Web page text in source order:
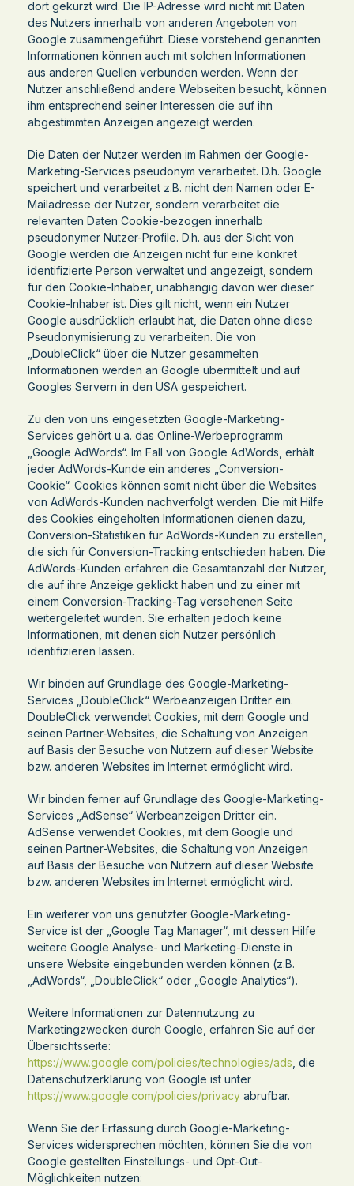
dort gekürzt wird. Die IP-Adresse wird nicht mit Daten
des Nutzers innerhalb von anderen Angeboten von
Google zusammengeführt. Diese vorstehend genannten
Informationen können auch mit solchen Informationen
aus anderen Quellen verbunden werden. Wenn der
Nutzer anschließend andere Webseiten besucht, können
ihm entsprechend seiner Interessen die auf ihn
abgestimmten Anzeigen angezeigt werden.
Die Daten der Nutzer werden im Rahmen der Google-
Marketing-Services pseudonym verarbeitet. D.h. Google
speichert und verarbeitet z.B. nicht den Namen oder E-
Mailadresse der Nutzer, sondern verarbeitet die
relevanten Daten Cookie-bezogen innerhalb
pseudonymer Nutzer-Profile. D.h. aus der Sicht von
Google werden die Anzeigen nicht für eine konkret
identifizierte Person verwaltet und angezeigt, sondern
für den Cookie-Inhaber, unabhängig davon wer dieser
Cookie-Inhaber ist. Dies gilt nicht, wenn ein Nutzer
Google ausdrücklich erlaubt hat, die Daten ohne diese
Pseudonymisierung zu verarbeiten. Die von
„DoubleClick“ über die Nutzer gesammelten
Informationen werden an Google übermittelt und auf
Googles Servern in den USA gespeichert.
Zu den von uns eingesetzten Google-Marketing-
Services gehört u.a. das Online-Werbeprogramm
„Google AdWords“. Im Fall von Google AdWords, erhält
jeder AdWords-Kunde ein anderes „Conversion-
Cookie“. Cookies können somit nicht über die Websites
von AdWords-Kunden nachverfolgt werden. Die mit Hilfe
des Cookies eingeholten Informationen dienen dazu,
Conversion-Statistiken für AdWords-Kunden zu erstellen,
die sich für Conversion-Tracking entschieden haben. Die
AdWords-Kunden erfahren die Gesamtanzahl der Nutzer,
die auf ihre Anzeige geklickt haben und zu einer mit
einem Conversion-Tracking-Tag versehenen Seite
weitergeleitet wurden. Sie erhalten jedoch keine
Informationen, mit denen sich Nutzer persönlich
identifizieren lassen.
Wir binden auf Grundlage des Google-Marketing-
Services „DoubleClick“ Werbeanzeigen Dritter ein.
DoubleClick verwendet Cookies, mit dem Google und
seinen Partner-Websites, die Schaltung von Anzeigen
auf Basis der Besuche von Nutzern auf dieser Website
bzw. anderen Websites im Internet ermöglicht wird.
Wir binden ferner auf Grundlage des Google-Marketing-
Services „AdSense“ Werbeanzeigen Dritter ein.
AdSense verwendet Cookies, mit dem Google und
seinen Partner-Websites, die Schaltung von Anzeigen
auf Basis der Besuche von Nutzern auf dieser Website
bzw. anderen Websites im Internet ermöglicht wird.
Ein weiterer von uns genutzter Google-Marketing-
Service ist der „Google Tag Manager“, mit dessen Hilfe
weitere Google Analyse- und Marketing-Dienste in
unsere Website eingebunden werden können (z.B.
„AdWords“, „DoubleClick“ oder „Google Analytics“).
Weitere Informationen zur Datennutzung zu
Marketingzwecken durch Google, erfahren Sie auf der
Übersichtsseite:
https://www.google.com/policies/technologies/ads , die
Datenschutzerklärung von Google ist unter
https://www.google.com/policies/privacy abrufbar.
Wenn Sie der Erfassung durch Google-Marketing-
Services widersprechen möchten, können Sie die von
Google gestellten Einstellungs- und Opt-Out-
Möglichkeiten nutzen: